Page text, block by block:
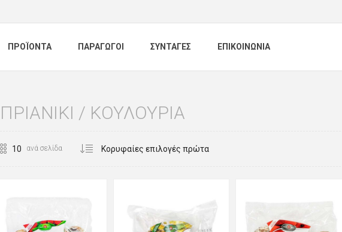
ΠΡΟΪΟΝΤΑ ΠΑΡΑΓΩΓΟΙ ΣΥΝΤΑΓΕΣ ΕΠΙΚΟΙΝΩΝΙΑ
ΠΡΙΑΝΙΚΙ / ΚΟΥΛΟΥΡΙΑ
ανά σελίδα